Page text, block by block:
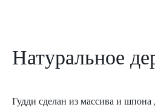
Натуральное
Гудди сделан из массива и